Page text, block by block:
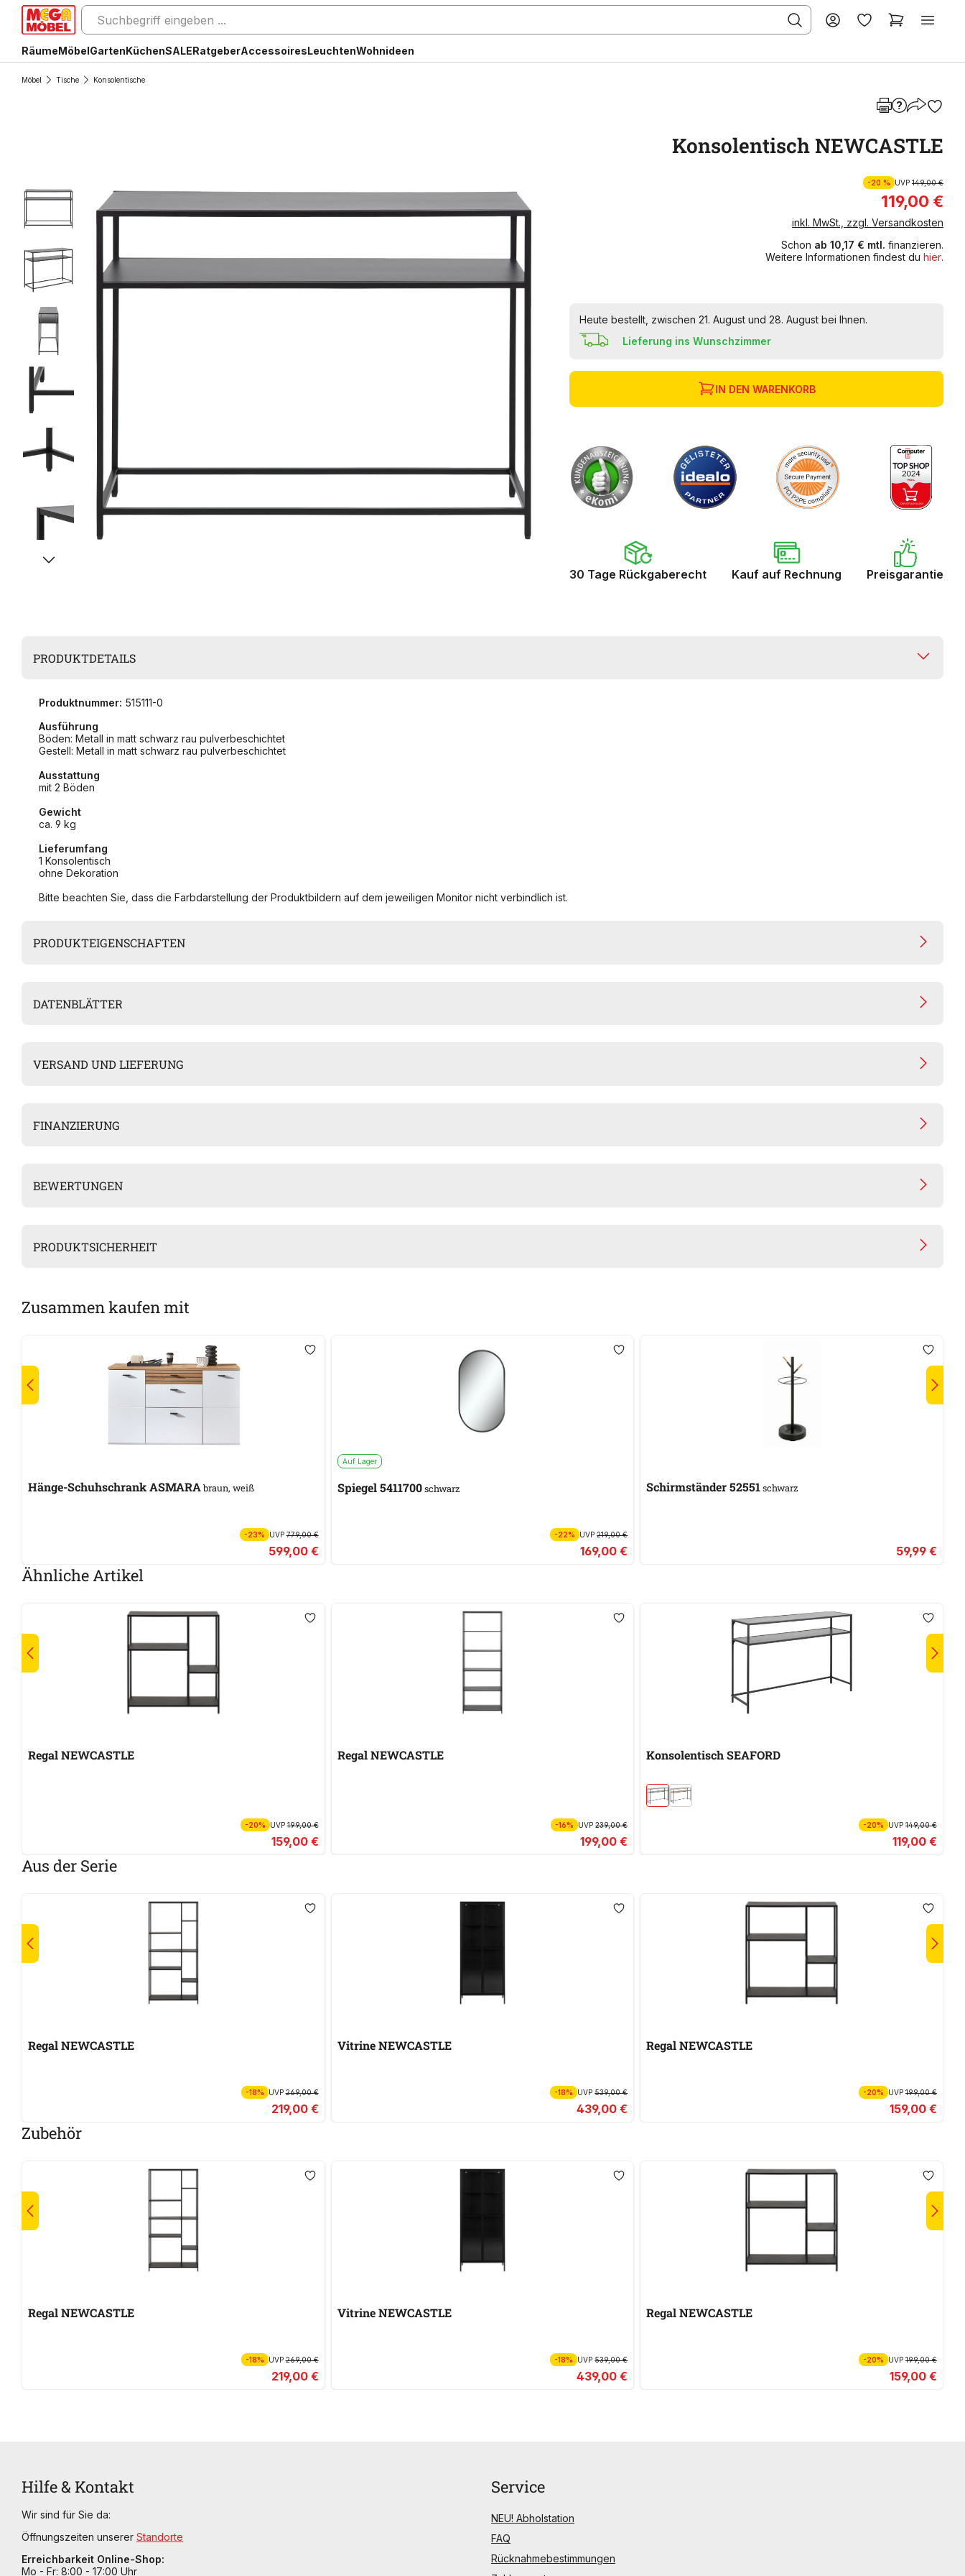
RäumeMöbelGartenKüchenSALERatgeberAccessoiresLeuchtenWohnideen
Möbel Tische Konsolentische
Konsolentisch NEWCASTLE
-20 % UVP 149,00 €
119,00 €
inkl. MwSt., zzgl. Versandkosten
Schon ab 10,17 € mtl. finanzieren.
Weitere Informationen findest du hier.
Heute bestellt, zwischen 21. August und 28. August bei Ihnen.
Lieferung ins Wunschzimmer
IN DEN WARENKORB
30 Tage Rückgaberecht Kauf auf Rechnung Preisgarantie
PRODUKTDETAILS
Produktnummer: 515111-0
Ausführung
Böden: Metall in matt schwarz rau pulverbeschichtet
Gestell: Metall in matt schwarz rau pulverbeschichtet
Ausstattung
mit 2 Böden
Gewicht
ca. 9 kg
Lieferumfang
1 Konsolentisch
ohne Dekoration
Bitte beachten Sie, dass die Farbdarstellung der Produktbildern auf dem jeweiligen Monitor nicht verbindlich ist.
PRODUKTEIGENSCHAFTEN
DATENBLÄTTER
VERSAND UND LIEFERUNG
FINANZIERUNG
BEWERTUNGEN
PRODUKTSICHERHEIT
Zusammen kaufen mit
Hänge-Schuhschrank ASMARAbraun, weiß
-23% UVP779,00 €
599,00 €
Auf Lager
Spiegel 5411700schwarz
-22% UVP219,00 €
169,00 €
Schirmständer 52551schwarz
59,99 €
Ähnliche Artikel
Regal NEWCASTLE
-20% UVP199,00 €
159,00 €
Regal NEWCASTLE
-16% UVP239,00 €
199,00 €
Konsolentisch SEAFORD
-20% UVP 149,00 €
119,00 €
Aus der Serie
Regal NEWCASTLE
-18% UVP269,00 €
219,00 €
Vitrine NEWCASTLE
-18% UVP539,00 €
439,00 €
Regal NEWCASTLE
-20% UVP 199,00 €
159,00 €
Zubehör
Regal NEWCASTLE
-18% UVP269,00 €
219,00 €
Vitrine NEWCASTLE
-18% UVP539,00 €
439,00 €
Regal NEWCASTLE
-20% UVP 199,00 €
159,00 €
Hilfe & Kontakt
Wir sind für Sie da:
Öffnungszeiten unserer Standorte
Erreichbarkeit Online-Shop:
Mo - Fr: 8:00 - 17:00 Uhr
Service
NEU! Abholstation
FAQ
Rücknahmebestimmungen